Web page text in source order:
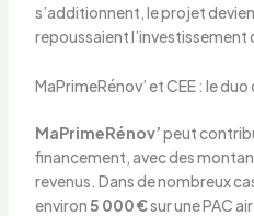
s’additionnent, le projet
repoussaient l’investissement
MaPrimeRénov’ et CEE : le
MaPrimeRénov’peut
financement, avec des
revenus. Dans de nombreux
environ5 000 €sur une PAC